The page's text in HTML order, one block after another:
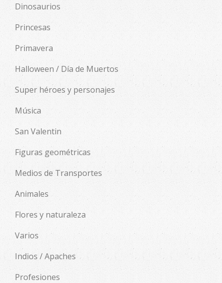
Dinosaurios
Princesas
Primavera
Halloween / Día de Muertos
Super héroes y personajes
Música
San Valentin
Figuras geométricas
Medios de Transportes
Animales
Flores y naturaleza
Varios
Indios / Apaches
Profesiones